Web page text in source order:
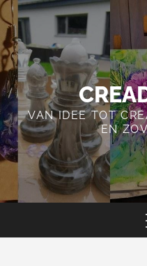
Skip
to
content
VAN IDEE TOT
EN